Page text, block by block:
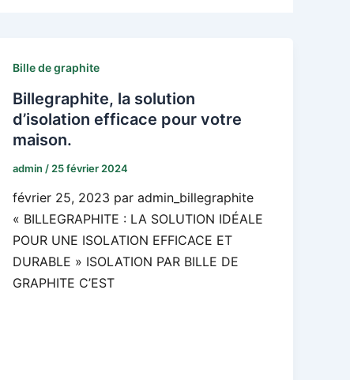
Bille de graphite
Billegraphite, la solution
d’isolation efficace pour votre
maison.
admin / 25 février 2024
février 25, 2023 par admin_billegraphite
« BILLEGRAPHITE : LA SOLUTION IDÉALE
POUR UNE ISOLATION EFFICACE ET
DURABLE » ISOLATION PAR BILLE DE
GRAPHITE C’EST